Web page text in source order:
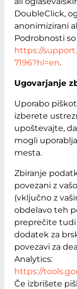
DoubleClick,
anonimizirani
Podrobnosti
https://
7196?hl=en.
Ugovarjanje
Uporabo
izberete
upoštevajte,
mogli
mesta.
Zbiranje
povezani z
(vključno z
obdelavo teh
preprečite
dodatek za
povezavi za
Analytics:
https://
Če izbrišete